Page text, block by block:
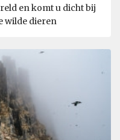
en komt u dicht bij
wilde dieren